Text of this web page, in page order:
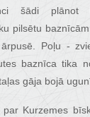
šādi plānot
pilsētu
Poļu -
baznīca tika
gāja bojā
Kurzemes